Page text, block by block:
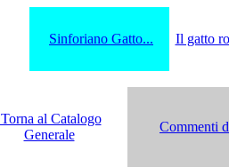
Sinforiano Gatto... Il gatto
Torna al Catalogo
Generale
Commenti